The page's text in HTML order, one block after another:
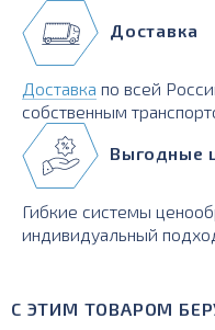
Доставка
Доставка по всей
собственным
Выгодные
Гибкие системы
индивидуальный
С ЭТИМ ТОВАРОМ